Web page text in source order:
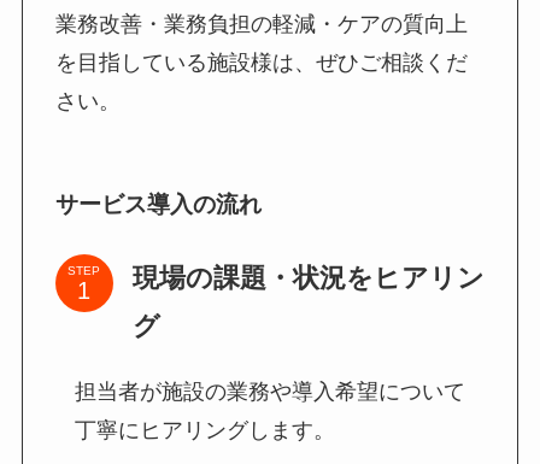
業務改善・業務負担の軽減・ケアの質向上
を目指している施設様は、ぜひご相談くだ
さい。
サービス導入の流れ
STEP
現場の課題・状況をヒアリン
グ
担当者が施設の業務や導入希望について
丁寧にヒアリングします。